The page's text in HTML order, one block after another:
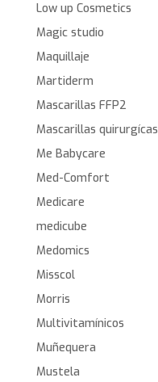
Low up Cosmetics
Magic studio
Maquillaje
Martiderm
Mascarillas FFP2
Mascarillas quirurgícas
Me Babycare
Med-Comfort
Medicare
medicube
Medomics
Misscol
Morris
Multivitamínicos
Muñequera
Mustela